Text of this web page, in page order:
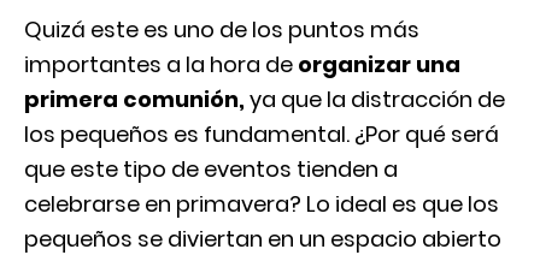
Quizá este es uno de los puntos más
importantes a la hora de organizar una
primera comunión, ya que la distracción de
los pequeños es fundamental. ¿Por qué será
que este tipo de eventos tienden a
celebrarse en primavera? Lo ideal es que los
pequeños se diviertan en un espacio abierto